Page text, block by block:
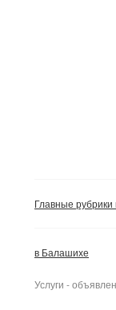
Главные
в Балашихе
Услуги -